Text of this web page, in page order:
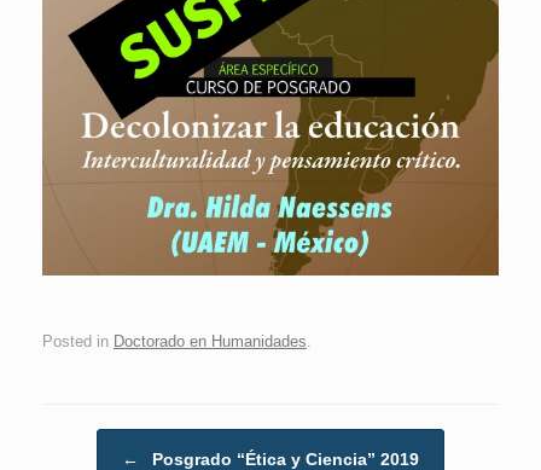
Posted in Doctorado en Humanidades
← Posgrado “Ética y Ciencia” 2019